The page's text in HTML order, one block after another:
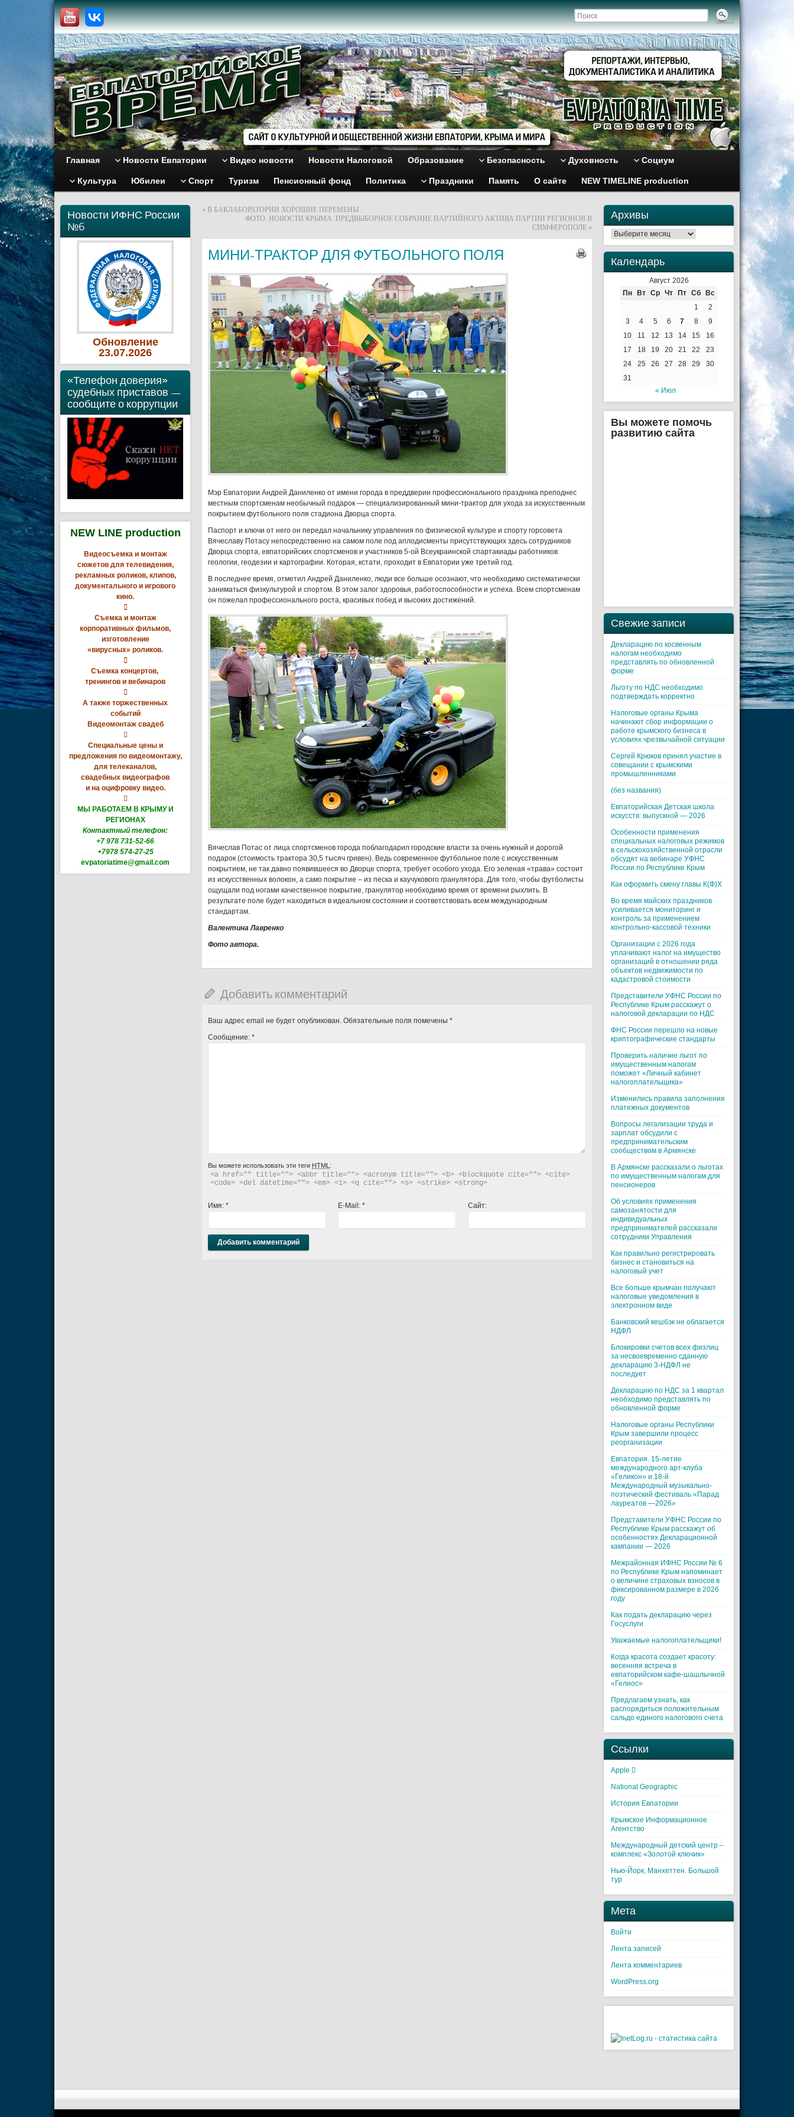
Главная Новости Евпатории Видео новости Новости Налоговой Образование Безопасность Духовность Социум
Культура Юбилеи Спорт Туризм Пенсионный фонд Политика Праздники Память О сайте NEW TIMELINE production
Новости ИФНС России
№6
Обновление
23.07.2026
«Телефон доверия»
судебных приставов —
сообщите о коррупции
NEW LINE production
Видеосъемка и монтаж
сюжетов для телевидения,
рекламных роликов, клипов,
документального и игрового
кино.

Съемка и монтаж
корпоративных фильмов,
изготовление
«вирусных» роликов.

Съемка концертов,
тренингов и вебинаров

А также торжественных
событий
Видеомонтаж свадеб

Специальные цены и
предложения по видеомонтажу,
для телеканалов,
свадебных видеографов
и на оцифровку видео.

МЫ РАБОТАЕМ В КРЫМУ И
РЕГИОНАХ
Контактный телефон:
+7 978 731-52-66
+7978 574-27-25
evpatoriatime@gmail.com
« В БАКЛАБОРАТОРИИ ХОРОШИЕ ПЕРЕМЕНЫ
ФОТО. НОВОСТИ КРЫМА. ПРЕДВЫБОРНОЕ СОБРАНИЕ ПАРТИЙНОГО АКТИВА ПАРТИИ РЕГИОНОВ В
СИМФЕРОПОЛЕ »
МИНИ-ТРАКТОР ДЛЯ ФУТБОЛЬНОГО ПОЛЯ
Мэр Евпатории Андрей Даниленко от имени города в преддверии профессионального праздника преподнес
местным спортсменам необычный подарок — специализированный мини-трактор для ухода за искусственным
покрытием футбольного поля стадиона Дворца спорта.
Паспорт и ключи от него он передал начальнику управления по физической культуре и спорту горсовета
Вячеславу Потасу непосредственно на самом поле под аплодисменты присутствующих здесь сотрудников
Дворца спорта, евпаторийских спортсменов и участников 5-ой Всеукраинской спартакиады работников
геологии, геодезии и картографии. Которая, кстати, проходит в Евпатории уже третий год.
В последнее время, отметил Андрей Даниленко, люди все больше осознают, что необходимо систематически
заниматься физкультурой и спортом. В этом залог здоровья, работоспособности и успеха. Всем спортсменам
он пожелал профессионального роста, красивых побед и высоких достижений.
Вячеслав Потас от лица спортсменов города поблагодарил городские власти за очень нужный и дорогой
подарок (стоимость трактора 30,5 тысяч гривен). Ведь современное футбольное поле с искусственным
покрытием, не так давно появившееся во Дворце спорта, требует особого ухода. Его зеленая «трава» состоит
из искусственных волокон, а само покрытие – из песка и каучукового гранулятора. Для того, чтобы футболисты
ощущали под ногами качественное покрытие, гранулятор необходимо время от времени рыхлить. В
результате поле будет находиться в идеальном состоянии и соответствовать всем международным
стандартам.
Валентина Лавренко
Фото автора.
Добавить комментарий
Ваш адрес email не будет опубликован. Обязательные поля помечены *
Сообщение: *
Вы можете использовать эти теги HTML :
<a href="" title=""> <abbr title=""> <acronym title=""> <b> <blockquote cite=""> <cite>
<code> <del datetime=""> <em> <i> <q cite=""> <s> <strike> <strong>
Имя: * E-Mail: * Сайт:
Архивы
Архивы
Календарь
Август 2026
Пн
Вт Ср Чт Пт Сб
Вс
1
2
3
4 5 6 7 8
9
10
11 12 13 14 15
16
17
18 19 20 21 22
23
24
25 26 27 28 29
30
31
« Июл
Вы можете помочь
развитию сайта
Свежие записи
Декларацию по косвенным
налогам необходимо
представлять по обновленной
форме
Льготу по НДС необходимо
подтверждать корректно
Налоговые органы Крыма
начинают сбор информации о
работе крымского бизнеса в
условиях чрезвычайной ситуации
Cергей Крюков принял участие в
совещании с крымскими
промышленниками
(без названия)
Евпаторийская Детская школа
искусств: выпускной — 2026
Особенности применения
специальных налоговых режимов
в сельскохозяйственной отрасли
обсудят на вебинаре УФНС
России по Республике Крым
Как оформить смену главы К(Ф)Х
Во время майских праздников
усиливается мониторинг и
контроль за применением
контрольно-кассовой техники
Организации с 2026 года
уплачивают налог на имущество
организаций в отношении ряда
объектов недвижимости по
кадастровой стоимости
Представители УФНС России по
Республике Крым расскажут о
налоговой декларации по НДС
ФНС России перешло на новые
криптографические стандарты
Проверить наличие льгот по
имущественным налогам
поможет «Личный кабинет
налогоплательщика»
Изменились правила заполнения
платежных документов
Вопросы легализации труда и
зарплат обсудили с
предпринимательским
сообществом в Армянске
В Армянске рассказали о льготах
по имущественным налогам для
пенсионеров
Об условиях применения
самозанятости для
индивидуальных
предпринимателей рассказали
сотрудники Управления
Как правильно регистрировать
бизнес и становиться на
налоговый учет
Все больше крымчан получают
налоговые уведомления в
электронном виде
Банковский кешбэк не облагается
НДФЛ
Блокировки счетов всех физлиц
за несвоевременно сданную
декларацию 3-НДФЛ не
последует
Декларацию по НДС за 1 квартал
необходимо представлять по
обновленной форме
Налоговые органы Республики
Крым завершили процесс
реорганизации
Евпатория. 15-летие
международного арт-клуба
«Геликон» и 18-й
Международный музыкально-
поэтический фестиваль «Парад
лауреатов —2026»
Представители УФНС России по
Республике Крым расскажут об
особенностях Декларационной
кампании — 2026
Межрайонная ИФНС России № 6
по Республике Крым напоминает
о величине страховых взносов в
фиксированном размере в 2026
году
Как подать декларацию через
Госуслуги
Уважаемые налогоплательщики!
Когда красота создает красоту:
весенняя встреча в
евпаторийском кафе-шашлычной
«Гелиос»
Предлагаем узнать, как
распорядиться положительным
сальдо единого налогового счета
Ссылки
Apple 
National Geographic
История Евпатории
Крымское Информационное
Агентство
Международный детский центр –
комплекс «Золотой ключик»
Нью-Йорк, Манхеттен. Большой
тур
Мета
Войти
Лента записей
Лента комментариев
WordPress.org